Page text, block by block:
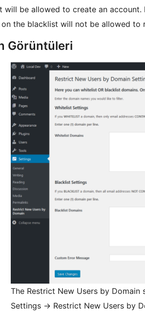
will be allowed to create an
the blacklist will not be allowed to
Görüntüleri
The Restrict New Users by
Settings -> Restrict New Users by